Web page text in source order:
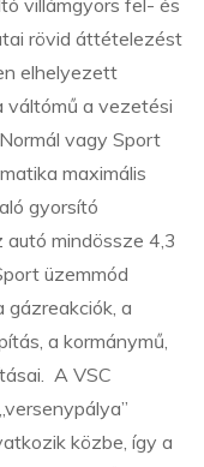
villámgyors fel- és
rövid áttételezést
elhelyezett
váltómű a vezetési
vagy Sport
maximális
gyorsító
mindössze 4,3
üzemmód
a
a kormánymű,
A VSC
közbe, így a